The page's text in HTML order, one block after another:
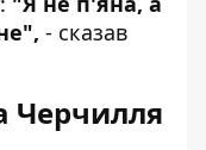
- сказав
Черчилля